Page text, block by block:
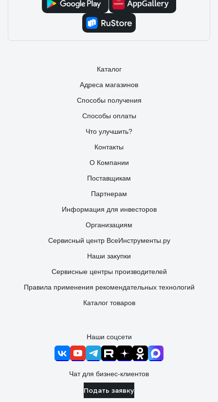
Каталог
Адреса магазинов
Способы получения
Способы оплаты
Что улучшить?
Контакты
О Компании
Поставщикам
Партнерам
Информация для инвесторов
Организациям
Сервисный центр ВсеИнструменты.ру
Наши закупки
Сервисные центры производителей
Правила применения рекомендательных технологий
Каталог товаров
Наши соцсети
Чат для бизнес-клиентов
Подать заявку